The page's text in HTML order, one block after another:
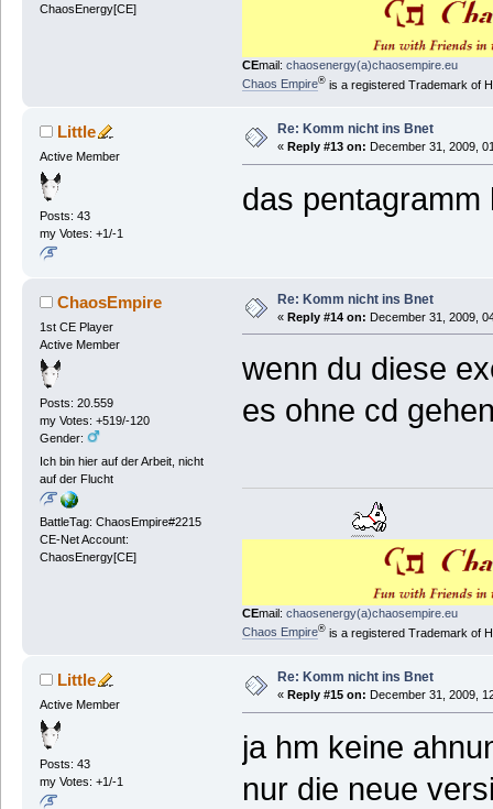
ChaosEnergy[CE]
CEmail: chaosenergy(a)chaosempire.eu
Chaos Empire®is a registered Trademark of
Little
Active Member
Posts: 43
my Votes: +1/-1
Re: Komm nicht ins Bnet
« Reply #13 on: December 31, 2009,
das
ChaosEmpire
1st CE Player
Active Member
Posts: 20.559
my Votes: +519/-120
Gender:
Ich bin hier auf der Arbeit, nicht
auf der Flucht
BattleTag: ChaosEmpire#2215
CE-Net Account:
ChaosEnergy[CE]
Re: Komm nicht ins Bnet
« Reply #14 on: December 31, 2009,
wenn du diese
es ohne cd
CEmail: chaosenergy(a)chaosempire.eu
Chaos Empire®is a registered Trademark of
Little
Active Member
Posts: 43
my Votes: +1/-1
Re: Komm nicht ins Bnet
« Reply #15 on: December 31, 2009,
ja hm keine
nur die neue